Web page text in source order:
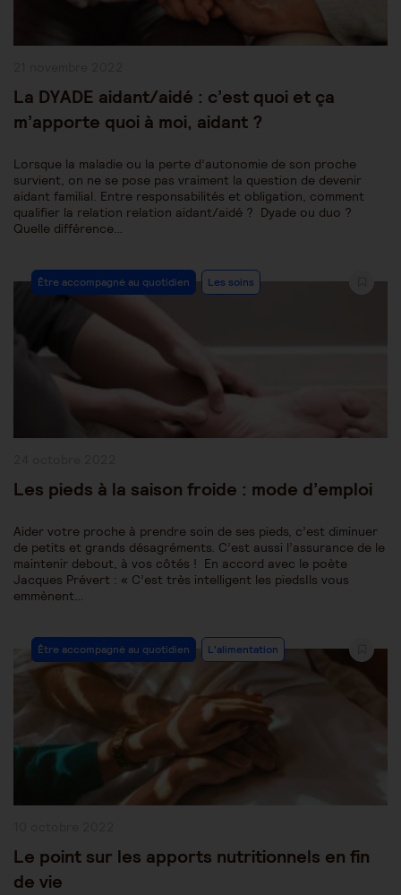
La DYADE aidant/aidé : c’est quoi et ça
m’apporte quoi à moi, aidant ?
Lorsque la maladie ou la perte d’autonomie de son proche
survient, on ne se pose pas vraiment la question de devenir
aidant familial. Entre responsabilités et obligation, comment
qualifier la relation relation aidant/aidé ? Dyade ou duo ?
Quelle différence…
Post
Category:
Être accompagné au quotidien Les soins
Les pieds à la saison froide : mode d’emploi
Aider votre proche à prendre soin de ses pieds, c’est diminuer
de petits et grands désagréments. C’est aussi l’assurance de le
maintenir debout, à vos côtés ! En accord avec le poète
Jacques Prévert : « C’est très intelligent les piedsIls vous
emmènent…
Post
Category:
Être accompagné au quotidien L'alimentation
Le point sur les apports nutritionnels en fin
de vie